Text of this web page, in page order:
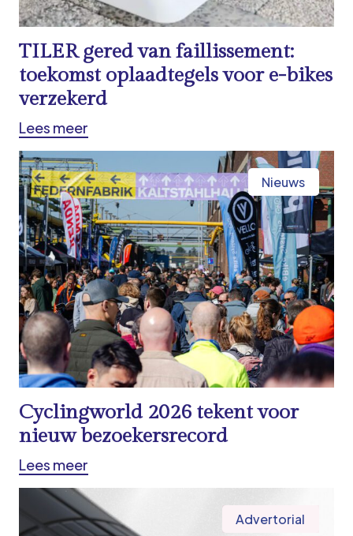
TILER gered van faillissement:
toekomst oplaadtegels voor e-bikes
verzekerd
Lees meer
Nieuws
Cyclingworld 2026 tekent voor
nieuw bezoekersrecord
Lees meer
Advertorial